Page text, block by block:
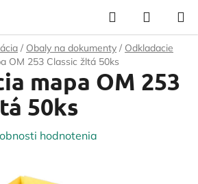
Hľadať
KOŠÍK
/ Obaly na dokumenty / Odkladacie
OM 253 Classic žltá 50ks
mapa OM 253
50ks
hodnotenia